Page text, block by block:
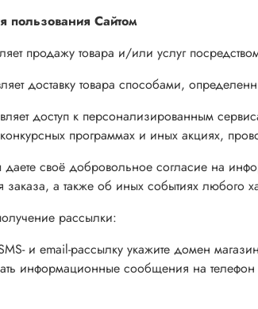
пользования Сайтом
продажу товара и/или услуг
доставку товара способами,
доступ к персонализированным
программах и иных акциях,
своё добровольное согласие на
заказа, а также об иных событиях любого
рассылки:
и email-рассылку укажите домен
информационные сообщения на